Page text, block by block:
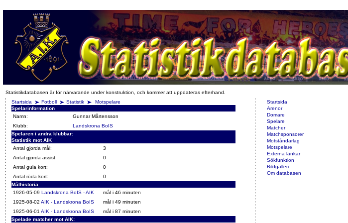
Statistikdatabasen är för närvarande under konstruktion, och kommer att uppdateras efterhand.
Startsida
Fotboll Statistik
Motspelare
Spelarinformation
Namn:
Gunnar Mårtensson
Klubb:
Landskrona BoIS
Spelaren i andra klubbar:
Statistik mot AIK
Antal gjorda mål:
3
Antal gjorda assist:
0
Antal gula kort:
0
Antal röda kort:
0
Målhistoria
1926-05-09 Landskrona BoIS - AIK
mål i 46 minuten
1925-08-02 AIK - Landskrona BoIS
mål i 49 minuten
1925-06-01 AIK - Landskrona BoIS
mål i 87 minuten
Spelade matcher mot AIK:
Startsida
Arenor
Domare
Spelare
Matcher
Matchsponsorer
Motståndarlag
Motspelare
Externa länkar
Sökfunktion
Bildgalleri
Om databasen